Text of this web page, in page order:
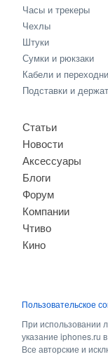
Часы и трекеры
Чехлы
Штуки
Сумки и рюкзаки
Кабели и
Подставки и
Статьи
Новости
Аксессуары
Блоги
Форум
Компании
Чтиво
Кино
Пользовательское
При использовании
указание iphones.ru
Все авторские и